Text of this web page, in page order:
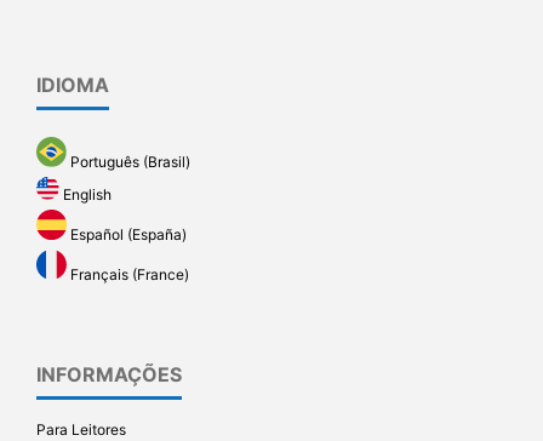
IDIOMA
Português (Brasil)
English
Español (España)
Français (France)
INFORMAÇÕES
Para Leitores